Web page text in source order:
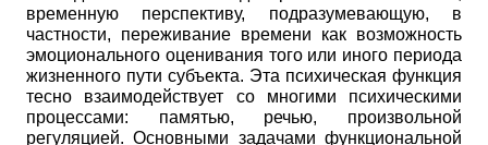
временную перспективу, подразумевающую, в
частности, переживание времени как возможность
эмоционального оценивания того или иного периода
жизненного пути субъекта. Эта психическая функция
тесно взаимодействует со многими психическими
процессами: памятью, речью, произвольной
регуляцией. Основными задачами функциональной